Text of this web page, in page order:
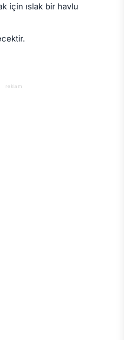
için ıslak bir havlu
reklam